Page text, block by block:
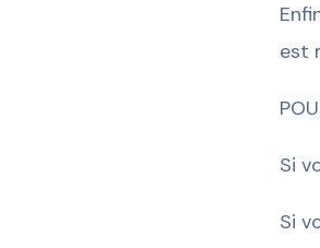
est
Si
Si